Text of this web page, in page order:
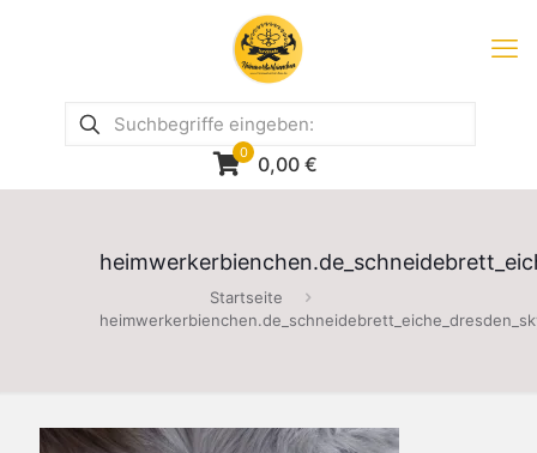
0 0,00 €
Startseite